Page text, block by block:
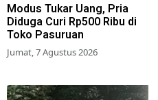
Modus Tukar Uang, Pria
Diduga Curi Rp500 Ribu di
Toko Pasuruan
Jumat, 7 Agustus 2026